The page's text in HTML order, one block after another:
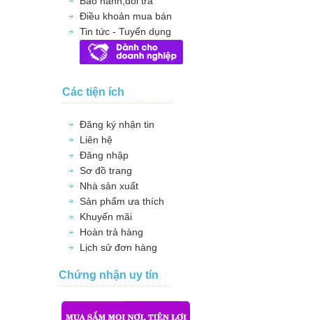
Điều khoản mua bán
Tin tức - Tuyển dụng
Các tiện ích
Đăng ký nhận tin
Liên hệ
Đăng nhập
Sơ đồ trang
Nhà sản xuất
Sản phẩm ưa thích
Khuyến mãi
Hoàn trả hàng
Lịch sử đơn hàng
Chứng nhận uy tín